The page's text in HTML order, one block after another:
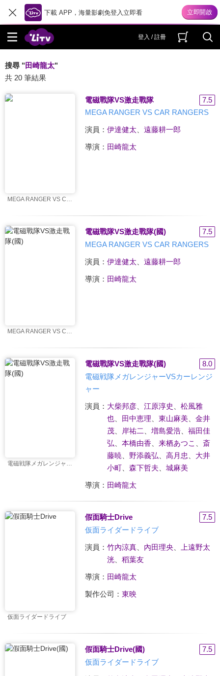
下載 APP，海量影劇免登入立即看
登入 / 註冊
搜尋 " 田崎龍太"
共 20 筆結果
MEGA RANGER VS CAR RANGERS
電磁戰隊VS激走戰隊
7.5
MEGA RANGER VS CAR RANGERS
演員： 伊達健太 遠藤耕一郎
導演： 田崎龍太
電磁戰隊VS激走戰隊(國)
7.5
MEGA RANGER VS CAR RANGERS
演員： 伊達健太 遠藤耕一郎
導演： 田崎龍太
電磁戰隊VS激走戰隊(國)
8.0
電磁戦隊メガレンジャーVSカーレンジ
ャー
演員： 大柴邦彦、 江原淳史
松風雅
也、 田中恵理 東山麻美、 金井
茂、 岸祐二 増島愛浩、 福田佳
弘
本橋由香 来栖あつこ
斎
藤暁
野添義弘 高月忠
大井
小町、 森下哲夫 城麻美
導演： 田崎龍太
仮面ライダードライブ
假面騎士Drive
7.5
仮面ライダードライブ
演員： 竹內涼真、 內田理央、
上遠野太
洸、 稻葉友
導演： 田崎龍太
製作公司： 東映
假面騎士Drive(國)
7.5
仮面ライダードライブ